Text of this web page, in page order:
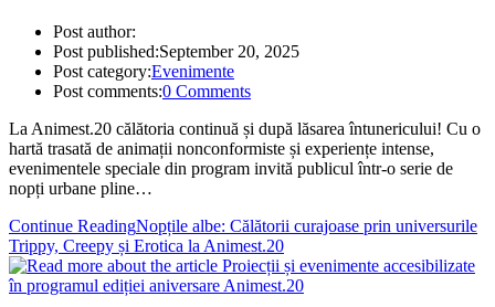
Post author:
Post published:September 20, 2025
Post category:Evenimente
Post comments:0 Comments
La Animest.20 călătoria continuă și după lăsarea întunericului! Cu o
hartă trasată de animații nonconformiste și experiențe intense,
evenimentele speciale din program invită publicul într-o serie de
nopți urbane pline…
Continue ReadingNopțile albe: Călătorii curajoase prin universurile
Trippy, Creepy și Erotica la Animest.20